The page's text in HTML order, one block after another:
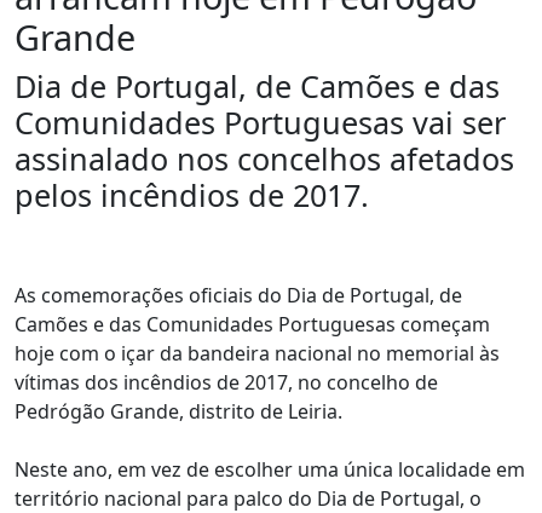
Grande
Dia de Portugal, de Camões e das
Comunidades Portuguesas vai ser
assinalado nos concelhos afetados
pelos incêndios de 2017.
As comemorações oficiais do Dia de Portugal, de
Camões e das Comunidades Portuguesas começam
hoje com o içar da bandeira nacional no memorial às
vítimas dos incêndios de 2017, no concelho de
Pedrógão Grande, distrito de Leiria.
Neste ano, em vez de escolher uma única localidade em
território nacional para palco do Dia de Portugal, o